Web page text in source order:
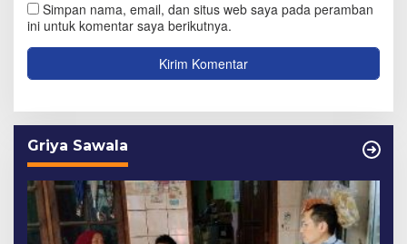
Simpan nama, email, dan situs web saya pada peramban
ini untuk komentar saya berikutnya.
Griya Sawala